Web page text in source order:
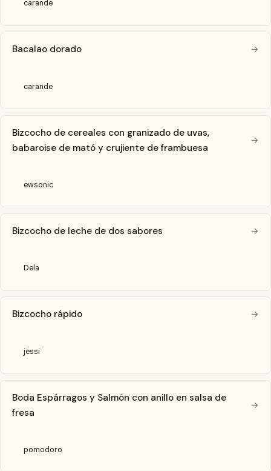
carande
Bacalao dorado →
carande
Bizcocho de cereales con granizado de uvas,
babaroise de mató y crujiente de frambuesa
→
ewsonic
Bizcocho de leche de dos sabores →
Dela
Bizcocho rápido →
jessi
Boda Espárragos y Salmón con anillo en salsa de
fresa
→
pomodoro